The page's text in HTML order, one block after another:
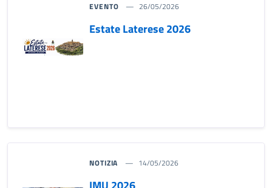
EVENTO 26/05/2026
Estate Laterese 2026
NOTIZIA 14/05/2026